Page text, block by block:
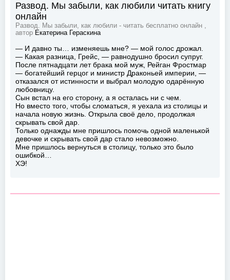
Развод. Мы забыли, как любили читать книгу
онлайн
Развод. Мы забыли, как любили - читать бесплатно онлайн ,
автор Екатерина Гераскина
— И давно ты… изменяешь мне? — мой голос дрожал.
— Какая разница, Грейс, — равнодушно бросил супруг.
После пятнадцати лет брака мой муж, Рейган Фростмар
— богатейший герцог и министр Драконьей империи, —
отказался от истинности и выбрал молодую одарённую
любовницу.
Сын встал на его сторону, а я осталась ни с чем.
Но вместо того, чтобы сломаться, я уехала из столицы и
начала новую жизнь. Открыла своё дело, продолжая
скрывать свой дар.
Только однажды мне пришлось помочь одной маленькой
девочке и скрывать свой дар стало невозможно.
Мне пришлось вернуться в столицу, только это было
ошибкой…
ХЭ!